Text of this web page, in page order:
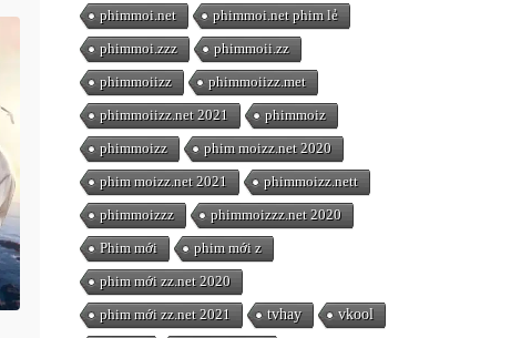
phimmoi.net
phimmoi.net phim lẻ
phimmoi.zzz
phimmoii.zz
phimmoiizz
phimmoiizz.met
phimmoiizz.net 2021
phimmoiz
phimmoizz
phim moizz.net 2020
phim moizz.net 2021
phimmoizz.nett
phimmoizzz
phimmoizzz.net 2020
Phim mới
phim mới z
phim mới zz.net 2020
phim mới zz.net 2021
tvhay
vkool